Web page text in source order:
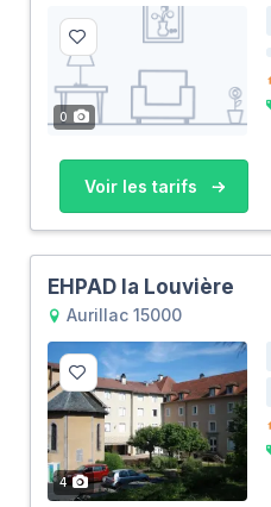
0
Voir les tarifs
EHPAD la Louvière
Aurillac 15000
4